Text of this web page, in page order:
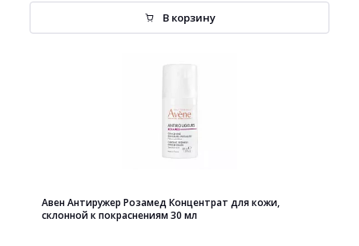
В корзину
Авен Антиружер Розамед Концентрат для кожи,
склонной к покраснениям 30 мл